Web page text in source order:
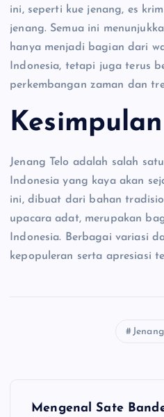
ini, seperti kue jenang, es
jenang. Semua ini
hanya menjadi bagian dari
Indonesia, tetapi juga terus
perkembangan zaman dan
Kesimpulan
Jenang Telo adalah salah
Indonesia yang kaya akan
ini, dibuat dari bahan
upacara adat, merupakan
Indonesia. Berbagai variasi
kepopuleran serta apresiasi
NMengenal Sate